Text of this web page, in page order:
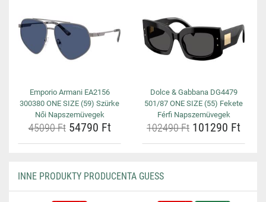
Emporio Armani EA2156
300380 ONE SIZE (59) Szürke
Női Napszemüvegek
45090 Ft54790 Ft
Dolce & Gabbana DG4479
501/87 ONE SIZE (55) Fekete
Férfi Napszemüvegek
102490 Ft 101290 Ft
INNE PRODUKTY PRODUCENTA GUESS